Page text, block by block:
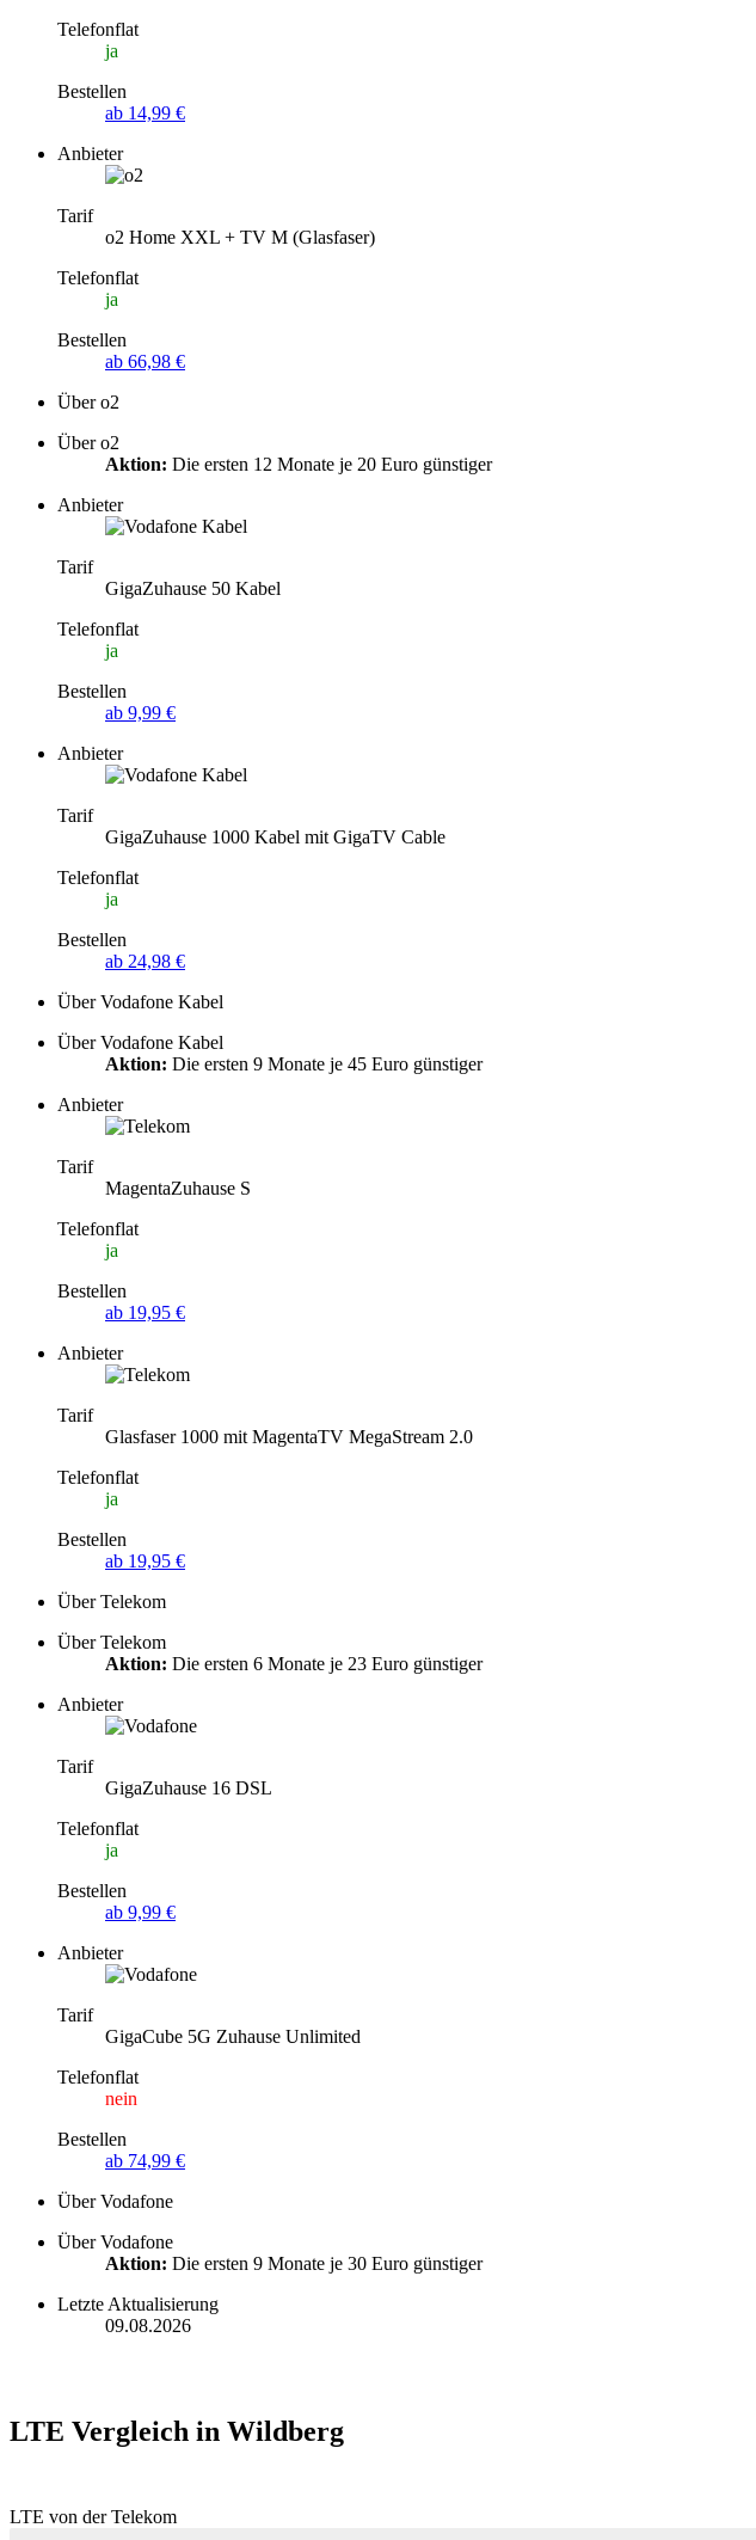
Telefonflat
ja
Bestellen
ab 14,99 €
Anbieter
Tarif
o2 Home XXL + TV M (Glasfaser)
Telefonflat
ja
Bestellen
ab 66,98 €
Über o2
Über o2
Aktion: Die ersten 12 Monate je 20 Euro günstiger
Anbieter
Tarif
GigaZuhause 50 Kabel
Telefonflat
ja
Bestellen
ab 9,99 €
Anbieter
Tarif
GigaZuhause 1000 Kabel mit GigaTV Cable
Telefonflat
ja
Bestellen
ab 24,98 €
Über Vodafone Kabel
Über Vodafone Kabel
Aktion: Die ersten 9 Monate je 45 Euro günstiger
Anbieter
Tarif
MagentaZuhause S
Telefonflat
ja
Bestellen
ab 19,95 €
Anbieter
Tarif
Glasfaser 1000 mit MagentaTV MegaStream 2.0
Telefonflat
ja
Bestellen
ab 19,95 €
Über Telekom
Über Telekom
Aktion: Die ersten 6 Monate je 23 Euro günstiger
Anbieter
Tarif
GigaZuhause 16 DSL
Telefonflat
ja
Bestellen
ab 9,99 €
Anbieter
Tarif
GigaCube 5G Zuhause Unlimited
Telefonflat
nein
Bestellen
ab 74,99 €
Über Vodafone
Über Vodafone
Aktion: Die ersten 9 Monate je 30 Euro günstiger
Letzte Aktualisierung
09.08.2026
LTE Vergleich in Wildberg
LTE von der Telekom